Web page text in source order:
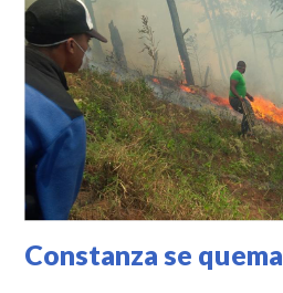
Constanza se quema